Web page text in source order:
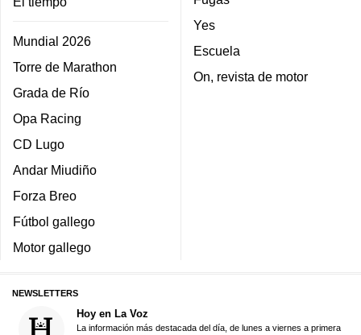
Mundial 2026
Torre de Marathon
Grada de Río
Opa Racing
CD Lugo
Andar Miudiño
Forza Breo
Fútbol gallego
Motor gallego
Yes
Escuela
On, revista de motor
NEWSLETTERS
Hoy en La Voz
La información más destacada del día, de lunes a viernes a primera